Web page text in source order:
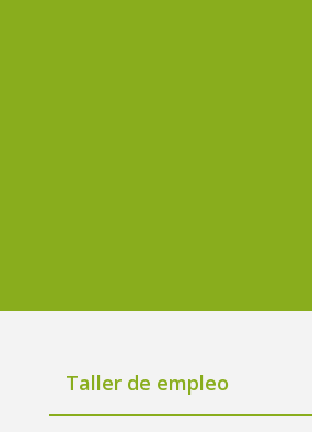
Taller de empleo